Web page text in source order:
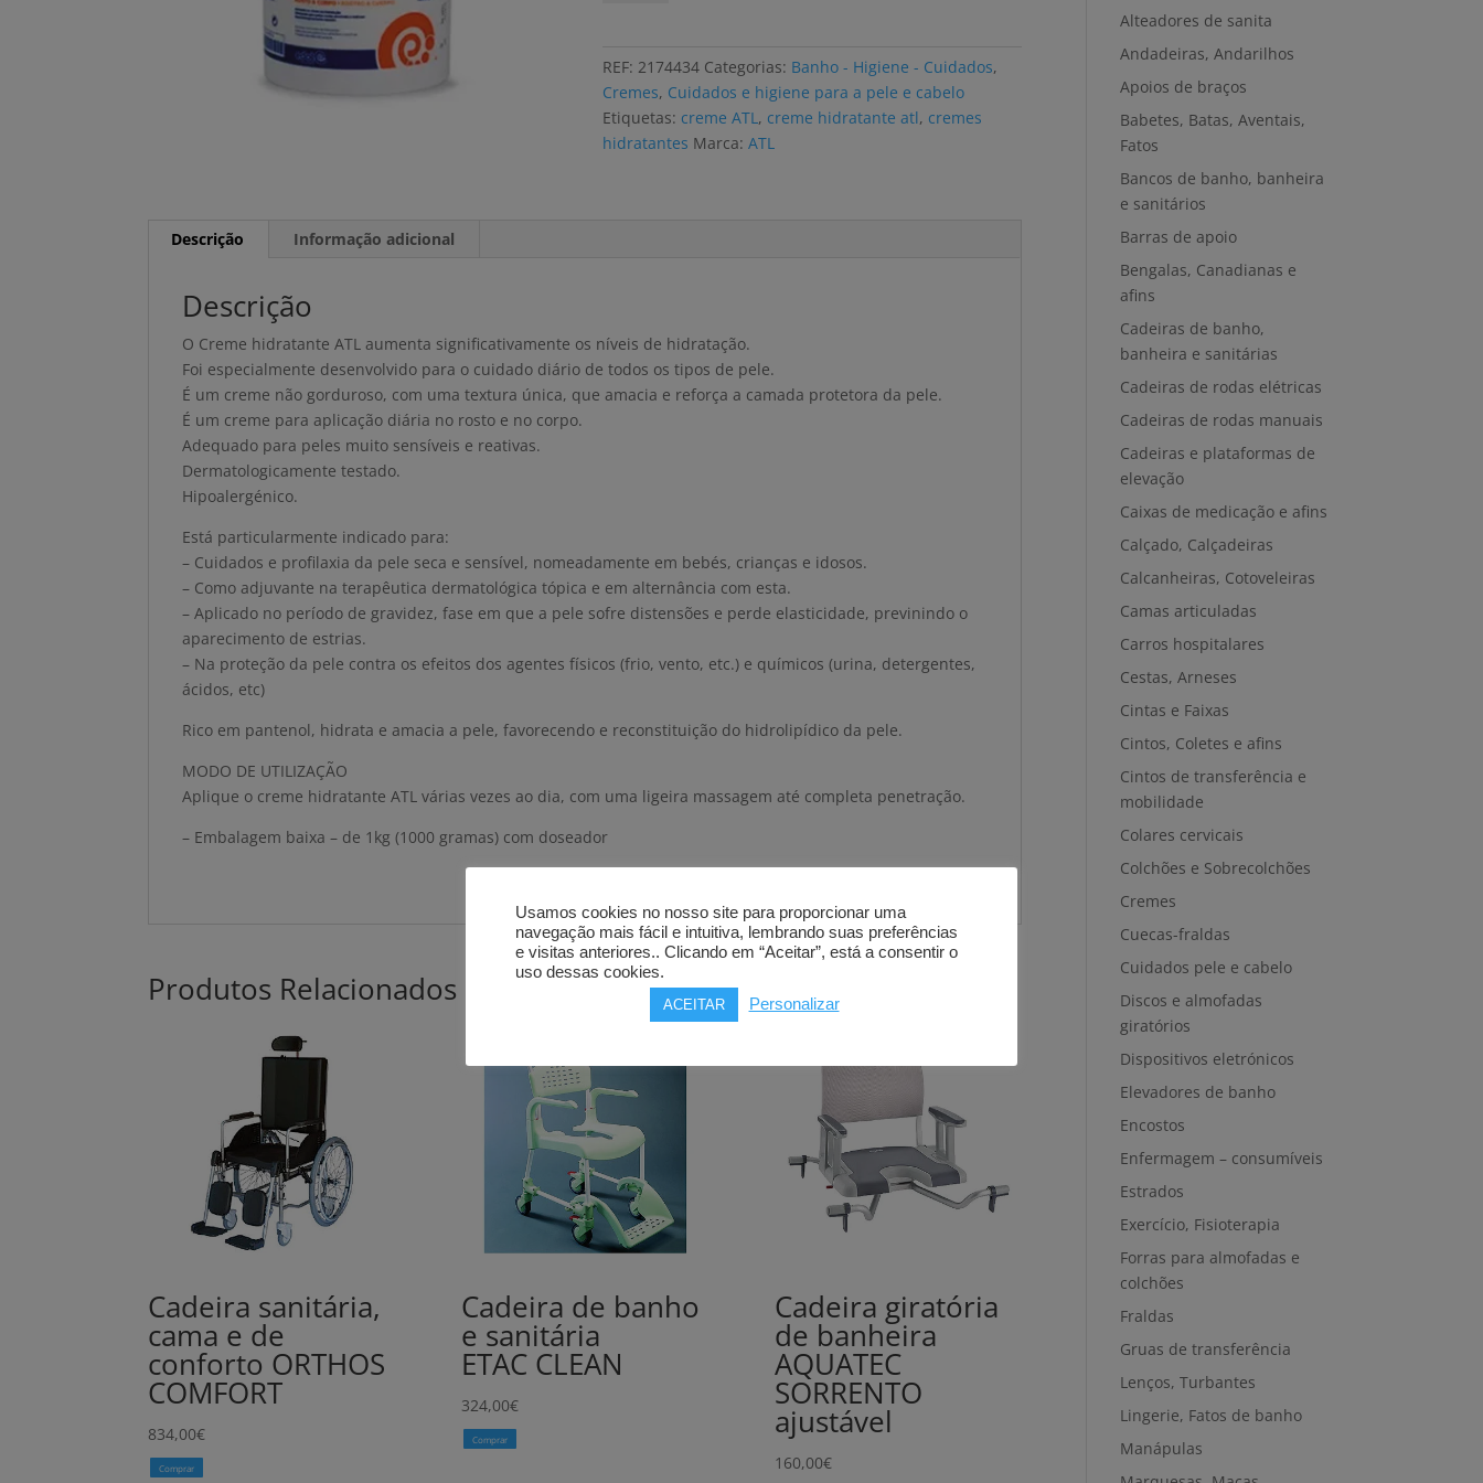
REF:2174434 Categorias: Banho - Higiene - Cuidados,
Cremes, Cuidados e higiene para a pele e cabelo
Etiquetas: creme ATL, creme hidratante atl, cremes
hidratantes Marca:ATL
Descrição Informação adicional
Descrição
O Creme hidratante ATL aumenta significativamente os níveis de hidratação.
Foi especialmente desenvolvido para o cuidado diário de todos os tipos de pele.
É um creme não gorduroso, com uma textura única, que amacia e reforça a camada protetora da pele.
É um creme para aplicação diária no rosto e no corpo.
Adequado para peles muito sensíveis e reativas.
Dermatologicamente testado.
Hipoalergénico.
Está particularmente indicado para:
– Cuidados e profilaxia da pele seca e sensível, nomeadamente em bebés, crianças e idosos.
– Como adjuvante na terapêutica dermatológica tópica e em alternância com esta.
– Aplicado no período de gravidez, fase em que a pele sofre distensões e perde elasticidade, previnindo o
aparecimento de estrias.
– Na proteção da pele contra os efeitos dos agentes físicos (frio, vento, etc.) e químicos (urina, detergentes,
ácidos, etc)
Rico em pantenol, hidrata e amacia a pele, favorecendo e reconstituição do hidrolipídico da pele.
MODO DE UTILIZAÇÃO
Aplique o creme hidratante ATL várias vezes ao dia, com uma ligeira massagem até completa penetração.
– Embalagem baixa – de 1kg (1000 gramas) com doseador
Produtos Relacionados
Cadeira sanitária,
cama e de
conforto ORTHOS
COMFORT
834,00€
Comprar
Cadeira de banho
e sanitária
ETAC CLEAN
324,00€
Comprar
Cadeira giratória
de banheira
AQUATEC
SORRENTO
ajustável
160,00€
Alteadores de sanita
Andadeiras, Andarilhos
Apoios de braços
Babetes, Batas, Aventais,
Fatos
Bancos de banho, banheira
e sanitários
Barras de apoio
Bengalas, Canadianas e
afins
Cadeiras de banho,
banheira e sanitárias
Cadeiras de rodas elétricas
Cadeiras de rodas manuais
Cadeiras e plataformas de
elevação
Caixas de medicação e afins
Calçado, Calçadeiras
Calcanheiras, Cotoveleiras
Camas articuladas
Carros hospitalares
Cestas, Arneses
Cintas e Faixas
Cintos, Coletes e afins
Cintos de transferência e
mobilidade
Colares cervicais
Colchões e Sobrecolchões
Cremes
Cuecas-fraldas
Cuidados pele e cabelo
Discos e almofadas
giratórios
Dispositivos eletrónicos
Elevadores de banho
Encostos
Enfermagem – consumíveis
Estrados
Exercício, Fisioterapia
Forras para almofadas e
colchões
Fraldas
Gruas de transferência
Lenços, Turbantes
Lingerie, Fatos de banho
Manápulas
Usamos cookies no nosso site para proporcionar uma
navegação mais fácil e intuitiva, lembrando suas preferências
e visitas anteriores.. Clicando em “Aceitar”, está a consentir o
uso dessas cookies.
ACEITAR Personalizar